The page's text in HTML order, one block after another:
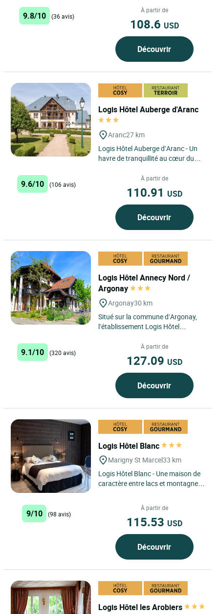
surplombe des...
9.8/10 (36 avis)
À partir de
108.6 USD
Découvrir
Logis Hôtel Auberge d'Aranc
Aranc27 km
Logis Hôtel Auberge d’Aranc - Un
havre de tranquillité au cœur du
9.6/10 (106 avis)
À partir de
110.91 USD
Découvrir
Logis Hôtel Annecy Nord /
Argonay
Argonay30 km
Situé sur la commune d’Argonay,
l’établissement Logis Hôtel
visiteurs une expérience...
9.1/10 (320 avis)
À partir de
127.09 USD
Découvrir
Logis Hôtel Blanc
Marigny St Marcel33 km
Logis Hôtel Blanc - Une maison de
caractère entre lacs et montagnes,
se conjuguent...
9/10 (98 avis)
À partir de
115.53 USD
Découvrir
Logis Hôtel les Arobiers